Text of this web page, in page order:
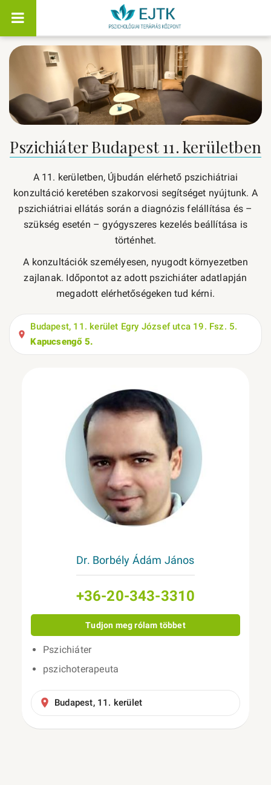
Pszichiáter Budapest 11. kerületben
A 11. kerületben, Újbudán elérhető pszichiátriai
konzultáció keretében szakorvosi segítséget nyújtunk. A
pszichiátriai ellátás során a diagnózis felállítása és –
szükség esetén – gyógyszeres kezelés beállítása is
történhet.
A konzultációk személyesen, nyugodt környezetben
zajlanak. Időpontot az adott pszichiáter adatlapján
megadott elérhetőségeken tud kérni.
Budapest, 11. kerület Egry József utca 19. Fsz. 5.
Kapucsengő 5.
Dr. Borbély Ádám János
+36-20-343-3310
Tudjon meg rólam többet
Pszichiáter
pszichoterapeuta
Budapest, 11. kerület